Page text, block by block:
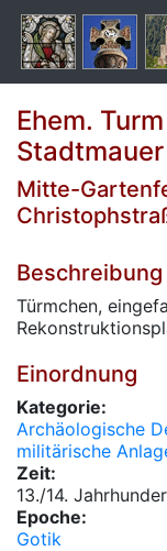
Ehem.
Mitte-
Beschreibung
Türmchen,
Einordnung
Kategorie:
Archäologische
militärische
Zeit:
13./14.
Epoche:
Gotik